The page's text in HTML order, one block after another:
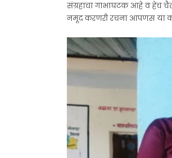
संग्रहाचा गाभाघटक आहे व हेच
नमूद करणरी रचना आपणस या